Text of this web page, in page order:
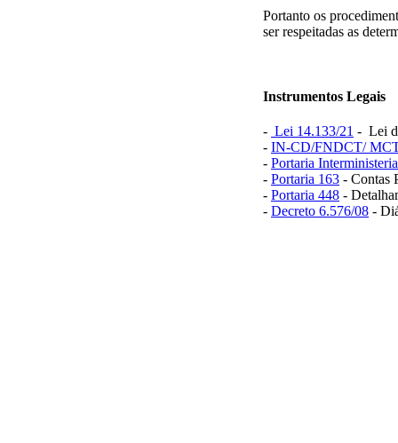
Portanto os
ser respeitadas as
Instrumentos Legais
- Lei 14.133/21 - Lei
- IN-CD/FNDCT/
- Portaria
- Portaria 163 - Contas
- Portaria 448 -
- Decreto 6.576/08 -